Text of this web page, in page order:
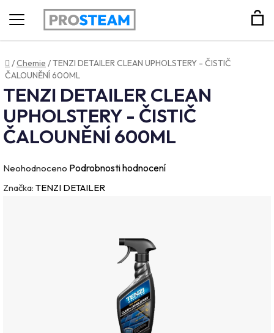
Hledat
Domů
/Chemie /TENZI DETAILER CLEAN UPHOLSTERY - ČISTIČ
ČALOUNĚNÍ 600ML
TENZI DETAILER CLEAN
UPHOLSTERY - ČISTIČ
ČALOUNĚNÍ 600ML
Průměrné
hodnocení
Neohodnoceno Podrobnosti hodnocení
Značka: TENZI DETAILER